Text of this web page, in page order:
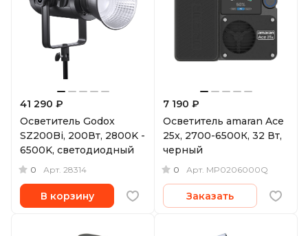
41 290 ₽
Осветитель Godox
SZ200Bi, 200Вт, 2800K -
6500K, светодиодный
0 Арт. 28314
В корзину
7 190 ₽
Осветитель amaran Ace
25x, 2700-6500К, 32 Вт,
черный
0 Арт. MP0206000Q
Заказать